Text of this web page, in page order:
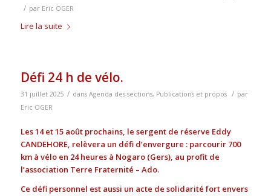
/ par Eric OGER
Lire la suite
Défi 24 h de vélo.
31 juillet 2025 / dans Agenda des sections, Publications et propos / par
Eric OGER
Les 14 et 15 août prochains, le sergent de réserve Eddy
CANDEHORE, relèvera un défi d’envergure : parcourir 700
km à vélo en 24 heures à Nogaro (Gers), au profit de
l’association Terre Fraternité – Ado.
Ce défi personnel est aussi un acte de solidarité fort envers